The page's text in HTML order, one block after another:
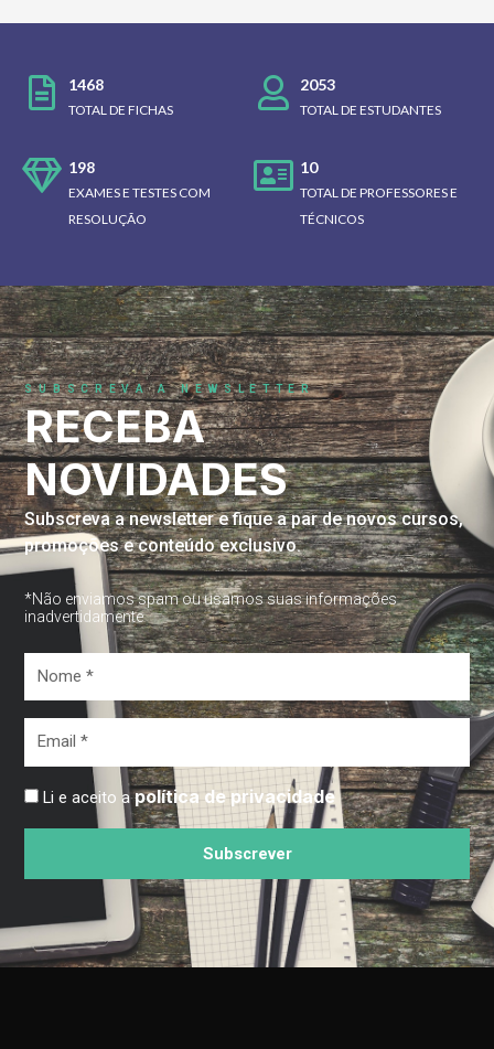
1468
TOTAL DE FICHAS
2053
TOTAL DE ESTUDANTES
198
EXAMES E TESTES COM
RESOLUÇÃO
10
TOTAL DE PROFESSORES E
TÉCNICOS
SUBSCREVA A NEWSLETTER
RECEBA
NOVIDADES
Subscreva a newsletter e fique a par de novos cursos,
promoções e conteúdo exclusivo.
*Não enviamos spam ou usamos suas informações
inadvertidamente
Li e aceito apolítica de privacidade
Subscrever